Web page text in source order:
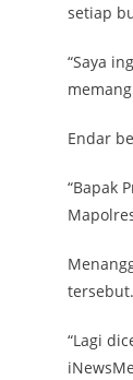
setiap
“Saya
Endar
“Bapak
tersebut.
“Lagi